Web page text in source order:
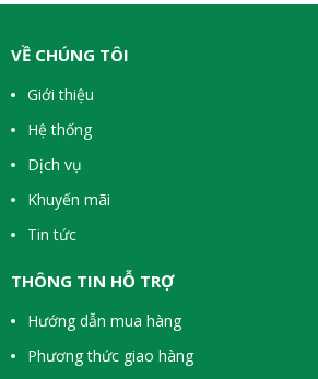
VỀ CHÚNG TÔI
Giới thiệu
Hệ thống
Dịch vụ
Khuyến mãi
Tin tức
THÔNG TIN HỖ TRỢ
Hướng dẫn mua hàng
Phương thức giao hàng